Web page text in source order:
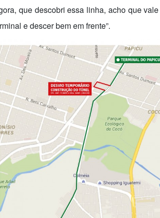
que descobri essa linha, acho que
e descer bem em frente”.